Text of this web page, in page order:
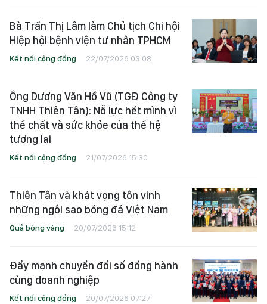
Bà Trần Thị Lâm làm Chủ tịch Chi hội
Hiệp hội bệnh viện tư nhân TPHCM
Kết nối cộng đồng 22/07/2026 03:08
Ông Dương Văn Hồ Vũ (TGĐ Công ty
TNHH Thiên Tân): Nỗ lực hết mình vì
thể chất và sức khỏe của thế hệ
tương lai
Kết nối cộng đồng 21/07/2026 15:30
Thiên Tân và khát vọng tôn vinh
những ngôi sao bóng đá Việt Nam
Quả bóng vàng 20/07/2026 15:12
Đẩy mạnh chuyển đổi số đồng hành
cùng doanh nghiệp
Kết nối cộng đồng 20/07/2026 07:27